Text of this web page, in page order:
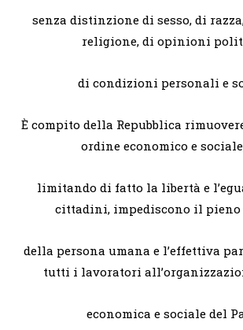
senza distinzione di sesso, di
religione, di opinioni
di condizioni personali e
È compito della Repubblica
ordine economico e
limitando di fatto la libertà e
cittadini, impediscono il
della persona umana e l’effettiva
tutti i lavoratori
economica e sociale del